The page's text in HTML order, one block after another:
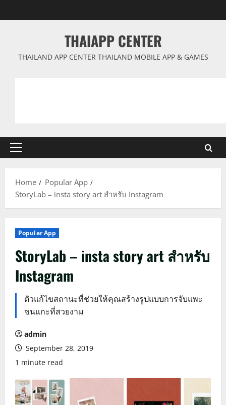
to
THAIAPP CENTER
THAILAND APP CENTER THAILAND MOBILE APP & GAMES
Primary
Home
Popular App
StoryLab – insta story art สำหรับ Instagram
Popular App
StoryLab – insta story art สำหรับ
Instagram
ตัวแก้ไขสถานะที่ช่วยให้คุณสร้างรูปแบบการจับแพะ
ชนแกะที่สวยงาม
admin
September 28, 2019
1 minute read